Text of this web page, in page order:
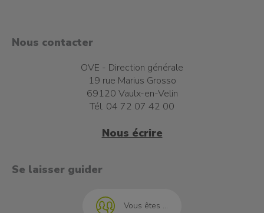
Nous contacter
OVE - Direction générale
19 rue Marius Grosso
69120 Vaulx-en-Velin
Tél. 04 72 07 42 00
Nous écrire
Se laisser guider
Vous êtes ...